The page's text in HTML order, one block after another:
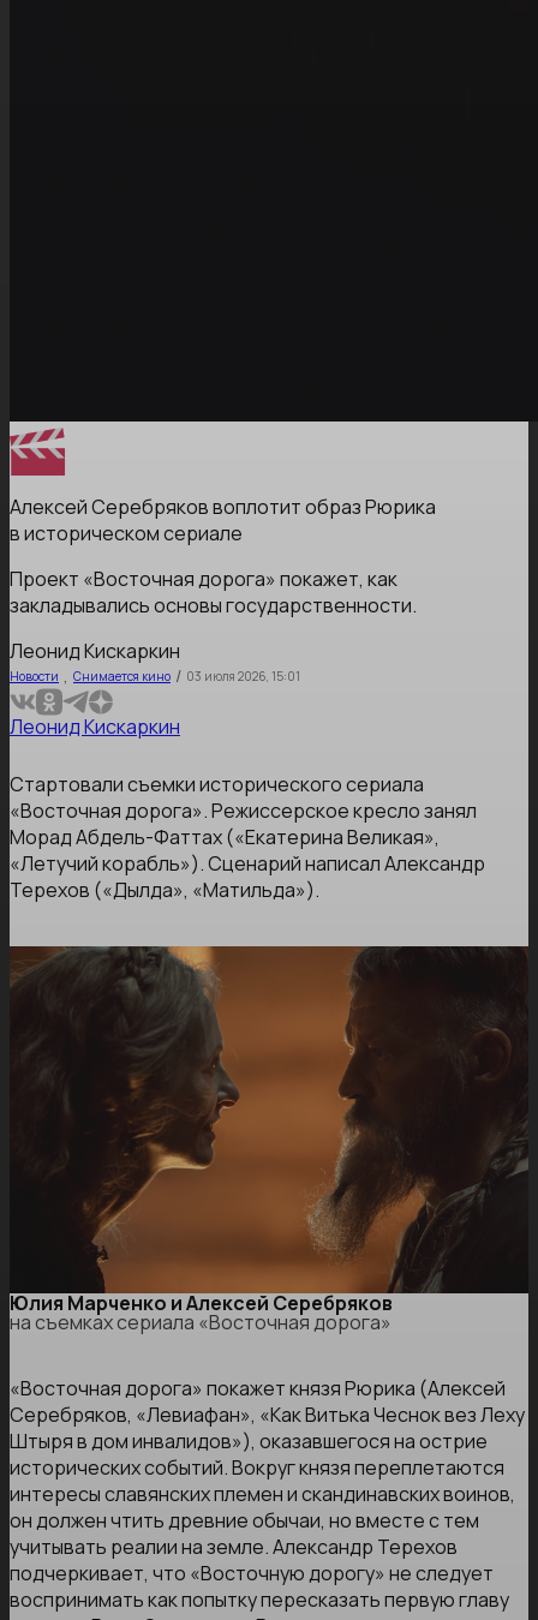
Алексей Серебряков воплотит образ Рюрика
в историческом сериале
Проект «Восточная дорога» покажет, как
закладывались основы государственности.
Леонид Кискаркин
Новости , Снимается кино / 03 июля 2026, 15:01
Леонид Кискаркин
Стартовали съемки исторического сериала
«Восточная дорога». Режиссерское кресло занял
Морад Абдель-Фаттах («Екатерина Великая»,
«Летучий корабль»). Сценарий написал Александр
Терехов («Дылда», «Матильда»).
Юлия Марченко и Алексей Серебряков
на съемках сериала «Восточная дорога»
«Восточная дорога» покажет князя Рюрика (Алексей
Серебряков, «Левиафан», «Как Витька Чеснок вез Леху
Штыря в дом инвалидов»), оказавшегося на острие
исторических событий. Вокруг князя переплетаются
интересы славянских племен и скандинавских воинов,
он должен чтить древние обычаи, но вместе с тем
учитывать реалии на земле. Александр Терехов
подчеркивает, что «Восточную дорогу» не следует
воспринимать как попытку пересказать первую главу